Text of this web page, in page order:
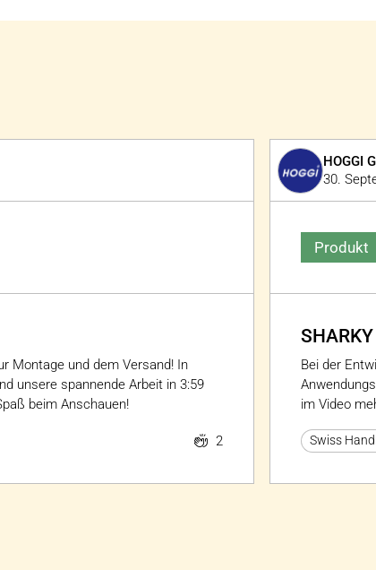
Montage und dem Versand! In
unsere spannende Arbeit in 3:59
beim Anschauen!
2
HOGGI
30.
Produkt
Bei der
im Video
Swiss